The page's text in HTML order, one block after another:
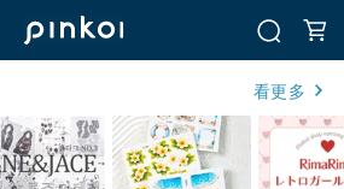
看更多